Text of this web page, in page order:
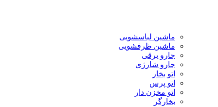
ماشین لباسشویی
ماشین ظرفشویی
جارو برقی
جارو شارژی
اتو بخار
اتو پرس
اتو مخزن دار
بخارگر